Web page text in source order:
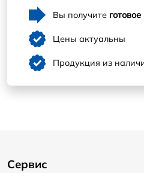
Вы получите
Цены актуальны
Продукция из
Сервис